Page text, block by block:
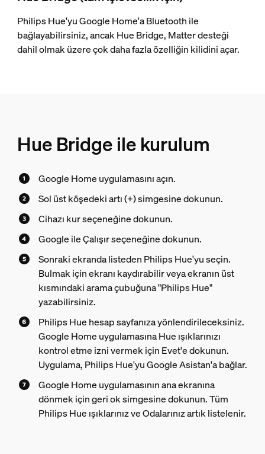
Philips Hue'yu Google Home'a Bluetooth ile
bağlayabilirsiniz, ancak Hue Bridge, Matter desteği
dahil olmak üzere çok daha fazla özelliğin kilidini açar.
Hue Bridge ile kurulum
Google Home uygulamasını açın.
Sol üst köşedeki artı (+) simgesine dokunun.
Cihazı kur seçeneğine dokunun.
Google ile Çalışır seçeneğine dokunun.
Sonraki ekranda listeden Philips Hue'yu seçin.
Bulmak için ekranı kaydırabilir veya ekranın üst
kısmındaki arama çubuğuna "Philips Hue"
yazabilirsiniz.
Philips Hue hesap sayfanıza yönlendirileceksiniz.
Google Home uygulamasına Hue ışıklarınızı
kontrol etme izni vermek için Evet'e dokunun.
Uygulama, Philips Hue'yu Google Asistan'a bağlar.
Google Home uygulamasının ana ekranına
dönmek için geri ok simgesine dokunun. Tüm
Philips Hue ışıklarınız ve Odalarınız artık listelenir.